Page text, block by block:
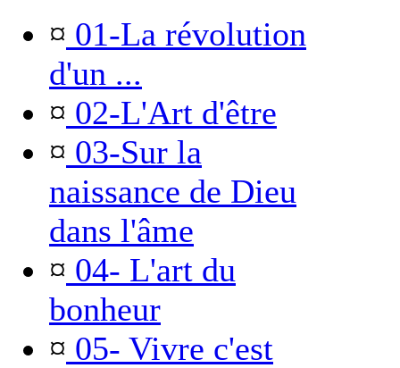
¤ 01-La révolution
d'un ...
¤ 02-L'Art d'être
¤ 03-Sur la
naissance de Dieu
dans l'âme
¤ 04- L'art du
bonheur
¤ 05- Vivre c'est